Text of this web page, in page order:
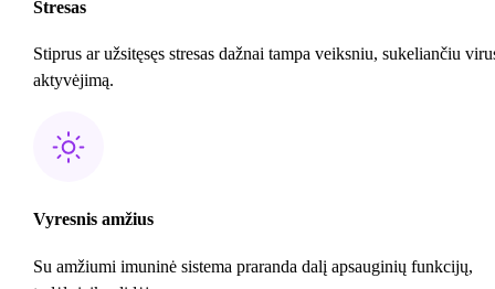
Stresas
Stiprus ar užsitęsęs stresas dažnai tampa veiksniu, sukeliančiu
aktyvėjimą.
Vyresnis amžius
Su amžiumi imuninė sistema praranda dalį apsauginių funkcijų,